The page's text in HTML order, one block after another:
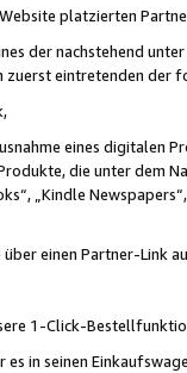
platzierten
der nachstehend
eintretenden der
eines digitalen
die unter dem
„Kindle
einen Partner-Link
1-Click-
in seinen